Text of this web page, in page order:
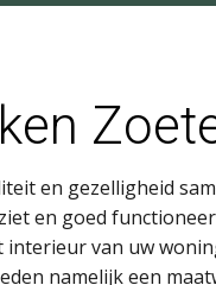
en gezelligheid
en goed
van uw
namelijk een